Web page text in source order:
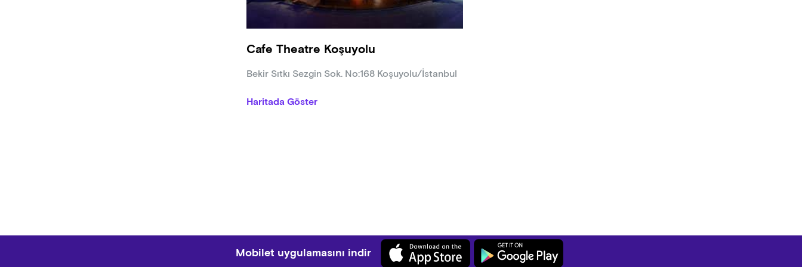
Cafe Theatre Koşuyolu
Bekir Sıtkı Sezgin Sok. No:168 Koşuyolu/İstanbul
Haritada Göster
Mobilet uygulamasını indir